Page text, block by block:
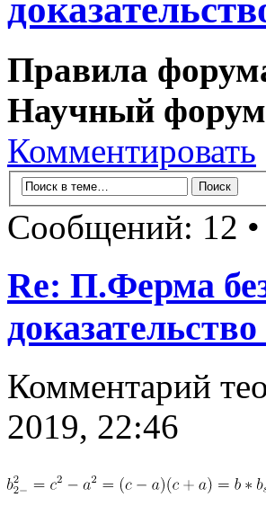
Правила
Научный
Комментировать
Сообщений: 12 •
Re: П.Ферма
Комментарий
2019, 22:46